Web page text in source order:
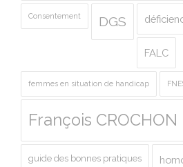
Consentement DGS
FALC
femmes en situation de handicap
François CROCHON
guide des bonnes pratiques